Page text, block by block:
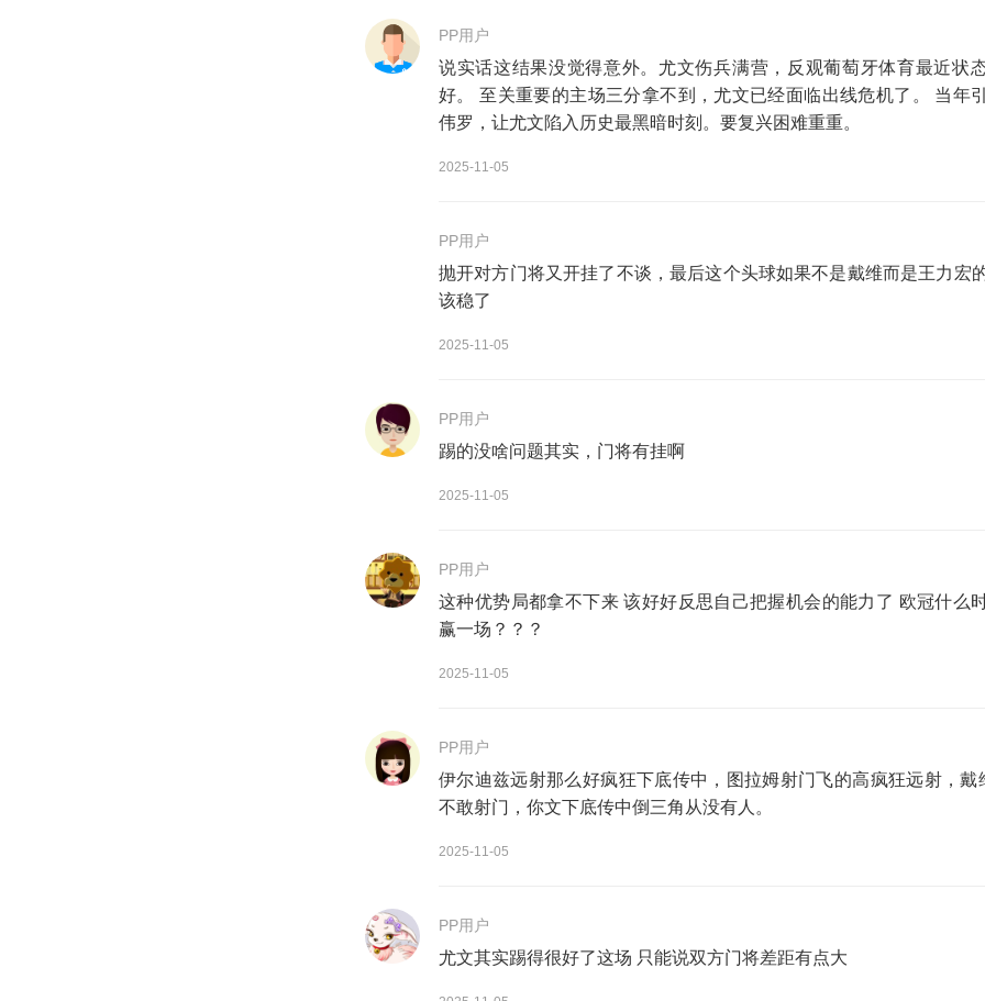
PP用户
说实话这结果没觉得意外。尤文伤兵满营，反观葡萄牙体育最近状
好。 至关重要的主场三分拿不到，尤文已经面临出线危机了。 当年
伟罗，让尤文陷入历史最黑暗时刻。要复兴困难重重。
2025-11-05
PP用户
抛开对方门将又开挂了不谈，最后这个头球如果不是戴维而是王力宏
该稳了
2025-11-05
PP用户
踢的没啥问题其实，门将有挂啊
2025-11-05
PP用户
这种优势局都拿不下来 该好好反思自己把握机会的能力了 欧冠什么
赢一场？？？
2025-11-05
PP用户
伊尔迪兹远射那么好疯狂下底传中，图拉姆射门飞的高疯狂远射，戴
不敢射门，你文下底传中倒三角从没有人。
2025-11-05
PP用户
尤文其实踢得很好了这场 只能说双方门将差距有点大